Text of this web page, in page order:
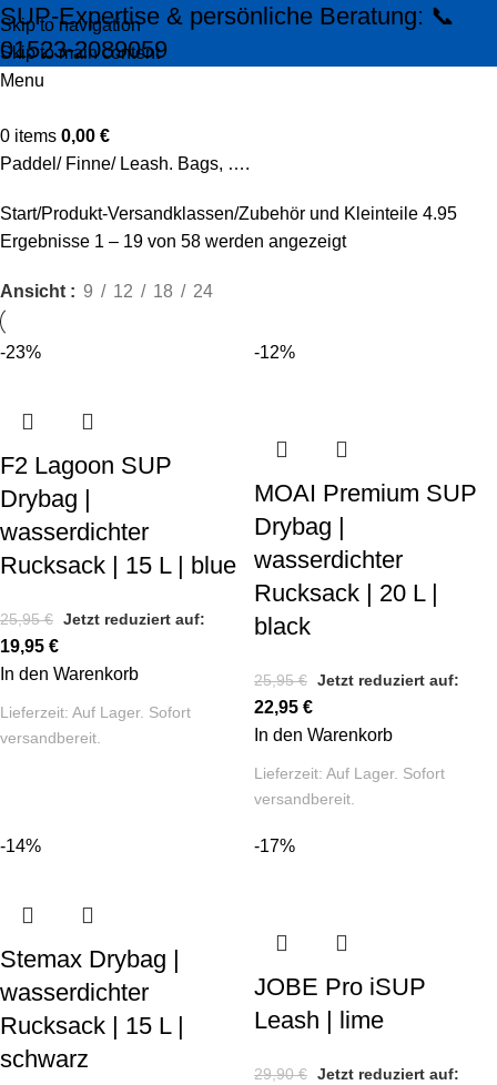
Skip to navigation
Skip to main content
SUP-Expertise & persönliche Beratung: 📞
01523-2089059
Menu
0 items 0,00 €
Paddel/ Finne/ Leash. Bags, ….
Start Produkt-Versandklassen Zubehör und Kleinteile 4.95
Ergebnisse 1 – 19 von 58 werden angezeigt
Ansicht 9 12 18 24
-23%
F2 Lagoon SUP
Drybag |
wasserdichter
Rucksack | 15 L | blue
25,95€ Jetzt reduziert auf:
19,95 €
In den Warenkorb
Lieferzeit: Auf Lager. Sofort
versandbereit.
-12%
MOAI Premium SUP
Drybag |
wasserdichter
Rucksack | 20 L |
black
25,95€ Jetzt reduziert auf:
22,95 €
In den Warenkorb
Lieferzeit: Auf Lager. Sofort
versandbereit.
-14%
Stemax Drybag |
wasserdichter
Rucksack | 15 L |
schwarz
-17%
JOBE Pro iSUP
Leash | lime
29,90€ Jetzt reduziert auf: